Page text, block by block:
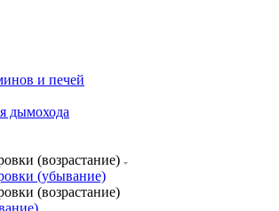
и печей
дымохода
(возрастание)
(убывание)
(возрастание)